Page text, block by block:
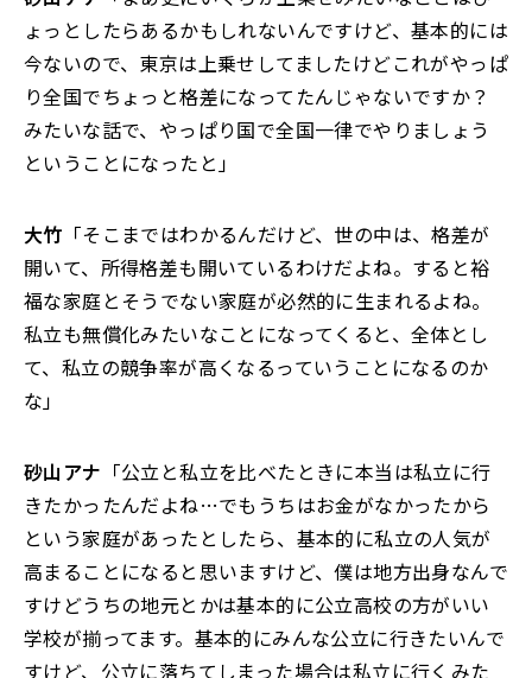
ょっとしたらあるかもしれないんですけど、基本的には
今ないので、東京は上乗せしてましたけどこれがやっぱ
り全国でちょっと格差になってたんじゃないですか？
みたいな話で、やっぱり国で全国一律でやりましょう
ということになったと」
大竹 「そこまではわかるんだけど、世の中は、格差が
開いて、所得格差も開いているわけだよね。すると裕
福な家庭とそうでない家庭が必然的に生まれるよね。
私立も無償化みたいなことになってくると、全体とし
て、私立の競争率が高くなるっていうことになるのか
な」
砂山アナ 「公立と私立を比べたときに本当は私立に行
きたかったんだよね…でもうちはお金がなかったから
という家庭があったとしたら、基本的に私立の人気が
高まることになると思いますけど、僕は地方出身なんで
すけどうちの地元とかは基本的に公立高校の方がいい
学校が揃ってます。基本的にみんな公立に行きたいんで
すけど、公立に落ちてしまった場合は私立に行くみた